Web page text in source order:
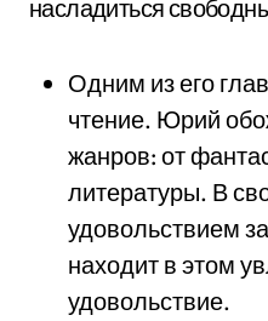
насладиться
Одним из его
чтение. Юрий
жанров: от
литературы. В
удовольствием
находит в этом
удовольствие.